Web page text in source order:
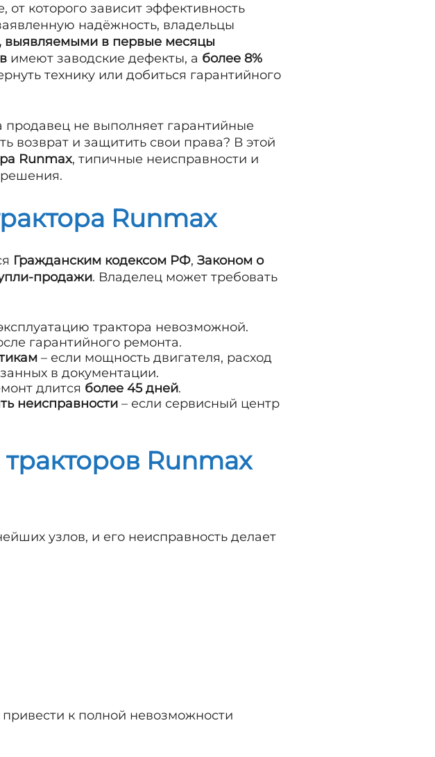
от которого зависит эффективность
надёжность, владельцы
выявляемыми в первые месяцы
имеют заводские дефекты, а более 8%
технику или добиться гарантийного
продавец не выполняет гарантийные
возврат и защитить свои права? В этой
Runmax, типичные неисправности и
решения.
Runmax
Гражданским кодексом РФ, Законом о
продажи. Владелец может требовать
трактора невозможной.
гарантийного ремонта.
– если мощность двигателя, расход
в документации.
длится более 45 дней.
неисправности – если сервисный центр
тракторов Runmax
узлов, и его неисправность делает
привести к полной невозможности